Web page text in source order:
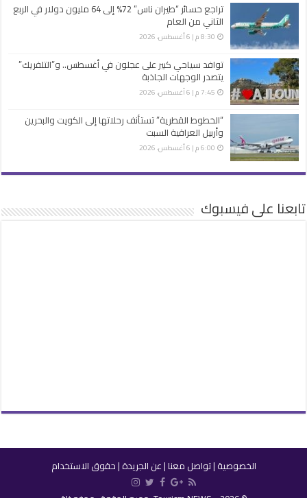
تراجع خسائر “طيران ناس” 72% إلى 64 مليون دولار في الربع
الثاني من العام
8:30 م | 6 أغسطس، 2026
توافد سياحي كبير على عجلون في أغسطس.. و”التلفريك”
يتصدر الوجهات الجاذبة
7:45 م | 6 أغسطس، 2026
“الخطوط القطرية” تستأنف رحلاتها إلى الكويت والبحرين
وأربيل العراقية السبت
6:00 م | 6 أغسطس، 2026
تابعنا على فيسبوك
الخصوصية |تواصل معنا |عن الجريدة |حقوق الاستخدام